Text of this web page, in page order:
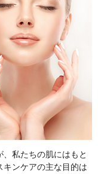
私たちの肌にはもと
キンケアの主な目的は